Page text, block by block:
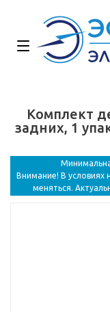
Комплект
задних, 1
Внимание! В условиях
меняться.